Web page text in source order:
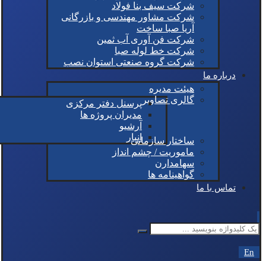
شرکت سیف بنا فولاد
شرکت مشاور مهندسی و بازرگانی
آریا صبا ساخت
شرکت فن آوری آب ثمین
شرکت خط لوله صبا
شرکت گروه صنعتی استوان نصب
درباره ما
هیئت مدیره
گالری تصاویرپرسنل دفتر مرکزی
مدیران پروژه ها
آرشیو
انبار
ساختار سازمانی
ماموریت / چشم انداز
سهامدارن
گواهینامه ها
تماس با ما
En